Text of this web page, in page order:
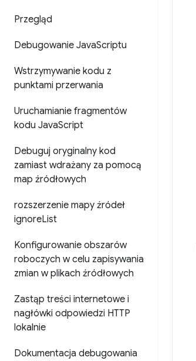
Przegląd
Debugowanie JavaScriptu
Wstrzymywanie kodu z
punktami przerwania
Uruchamianie fragmentów
kodu JavaScript
Debuguj oryginalny kod
zamiast wdrażany za pomocą
map źródłowych
rozszerzenie mapy źródeł
ignoreList
Konfigurowanie obszarów
roboczych w celu zapisywania
zmian w plikach źródłowych
Zastąp treści internetowe i
nagłówki odpowiedzi HTTP
lokalnie
Dokumentacja debugowania